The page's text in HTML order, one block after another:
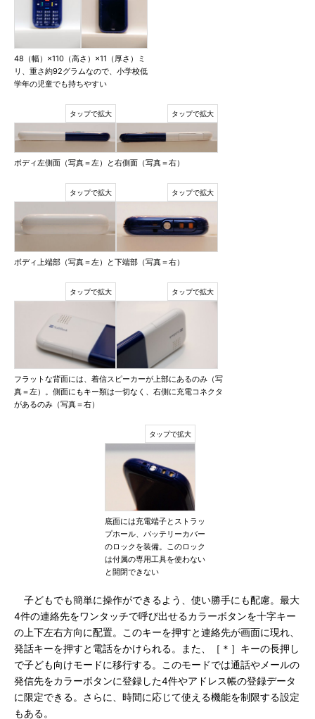
48（幅）×110（高さ）×11（厚さ）ミ
リ、重さ約92グラムなので、小学校低
学年の児童でも持ちやすい
ボディ左側面（写真＝左）と右側面（写真＝右）
ボディ上端部（写真＝左）と下端部（写真＝右）
フラットな背面には、着信スピーカーが上部にあるのみ（写
真＝左）。側面にもキー類は一切なく、右側に充電コネクタ
があるのみ（写真＝右）
底面には充電端子とストラッ
プホール、バッテリーカバー
のロックを装備。このロック
は付属の専用工具を使わない
と開閉できない
子どもでも簡単に操作ができるよう、使い勝手にも配慮。最大
4件の連絡先をワンタッチで呼び出せるカラーボタンを十字キー
の上下左右方向に配置。このキーを押すと連絡先が画面に現れ、
発話キーを押すと電話をかけられる。また、［＊］キーの長押し
で子ども向けモードに移行する。このモードでは通話やメールの
発信先をカラーボタンに登録した4件やアドレス帳の登録データ
に限定できる。さらに、時間に応じて使える機能を制限する設定
もある。